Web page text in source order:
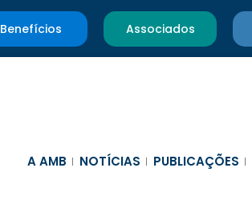
Benefícios Associados
A AMB NOTÍCIAS PUBLICAÇÕES